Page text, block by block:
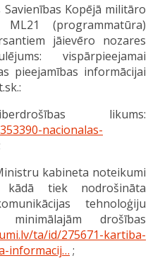
Kopējā militāro
(programmatūra)
jāievēro nozares
vispārpieejamai
pieejamības informācijai
likums:
nacionalas-
kabineta noteikumi
tiek nodrošināta
tehnoloģiju
drošības
ta/id/275671-kartiba-
informacij… ;